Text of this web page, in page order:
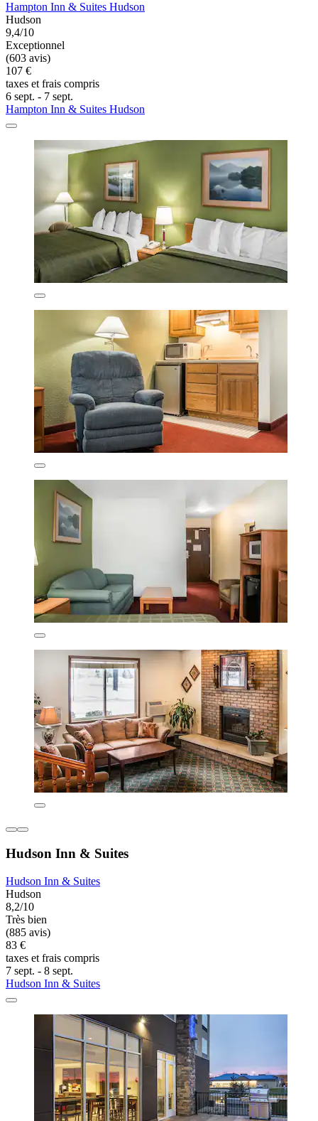
Hampton Inn & Suites Hudson
Hudson
9,4/10
Exceptionnel
(603 avis)
107 €
taxes et frais compris
6 sept. - 7 sept.
Hampton Inn & Suites Hudson
Hudson Inn & Suites
Hudson Inn & Suites
Hudson
8,2/10
Très bien
(885 avis)
83 €
taxes et frais compris
7 sept. - 8 sept.
Hudson Inn & Suites